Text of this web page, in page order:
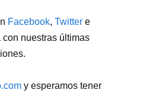
Facebook, Twitter e
con nuestras últimas
y esperamos tener